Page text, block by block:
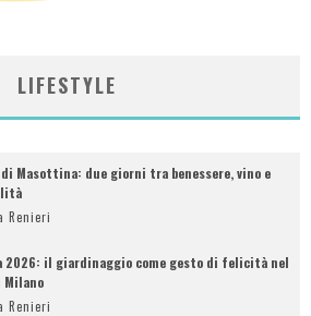
LIFESTYLE
Masottina: due giorni tra benessere, vino e
Renieri
2026: il giardinaggio come gesto di felicità nel
Milano
Renieri